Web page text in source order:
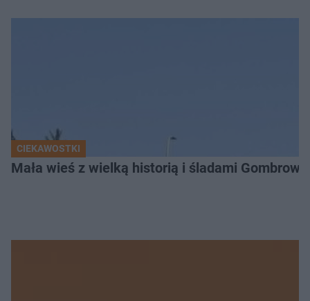
CIEKAWOSTKI
Mała wieś z wielką historią i śladami